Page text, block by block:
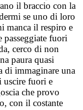
il braccio con la
se uno di loro
manca il respiro e
fuori
cerco di non
paura quasi
di immaginare una
uscire fuori e
che provo
con il costante